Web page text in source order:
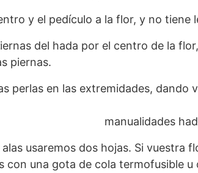
y el pedículo a la flor, y no tiene
del hada por el centro de la
piernas.
perlas en las extremidades, dando
alas usaremos dos hojas. Si vuestra
con una gota de cola termofusible